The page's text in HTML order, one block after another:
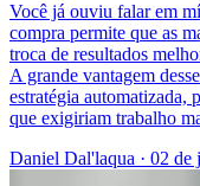
Você já ouviu falar em
compra permite que as
troca de resultados
A grande vantagem
estratégia automatizada,
que exigiriam trabalho
Daniel Dal'laqua · 02 de